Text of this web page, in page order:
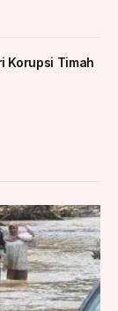
Korupsi Timah